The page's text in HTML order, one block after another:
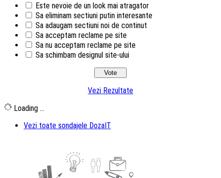
Este nevoie de un look mai atragator
Sa eliminam sectiuni putin interesante
Sa adaugam sectiuni noi de continut
Sa acceptam reclame pe site
Sa nu acceptam reclame pe site
Sa schimbam designul site-ului
Vezi Rezultate
Loading ...
Vezi toate sondajele DozaIT